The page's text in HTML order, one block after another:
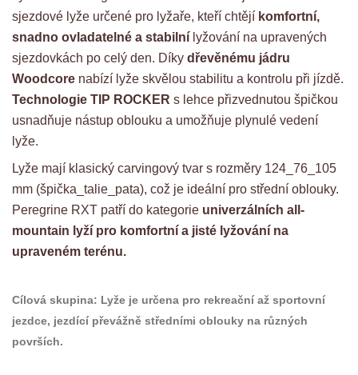
sjezdové lyže určené pro lyžaře, kteří chtějí komfortní,
snadno ovladatelné a stabilní lyžování na upravených
sjezdovkách po celý den. Díky dřevěnému jádru
Woodcore nabízí lyže skvělou stabilitu a kontrolu při jízdě.
Technologie TIP ROCKER s lehce přizvednutou špičkou
usnadňuje nástup oblouku a umožňuje plynulé vedení
lyže.
Lyže mají klasický carvingový tvar s rozměry 124_76_105
mm (špička_talie_pata), což je ideální pro střední oblouky.
Peregrine RXT patří do kategorie univerzálních all-
mountain lyží pro komfortní a jisté lyžování na
upraveném terénu.
Cílová skupina: Lyže je určena pro rekreační až sportovní
jezdce, jezdící převážně středními oblouky na různých
površích.